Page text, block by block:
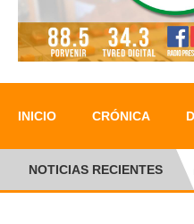
INICIO CRÓNICA
NOTICIAS RECIENTES